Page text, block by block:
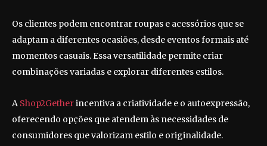
Os clientes podem encontrar roupas e acessórios que se
adaptam a diferentes ocasiões, desde eventos formais até
momentos casuais. Essa versatilidade permite criar
combinações variadas e explorar diferentes estilos.
A Shop2Getherincentiva a criatividade e o autoexpressão,
oferecendo opções que atendem às necessidades de
consumidores que valorizam estilo e originalidade.